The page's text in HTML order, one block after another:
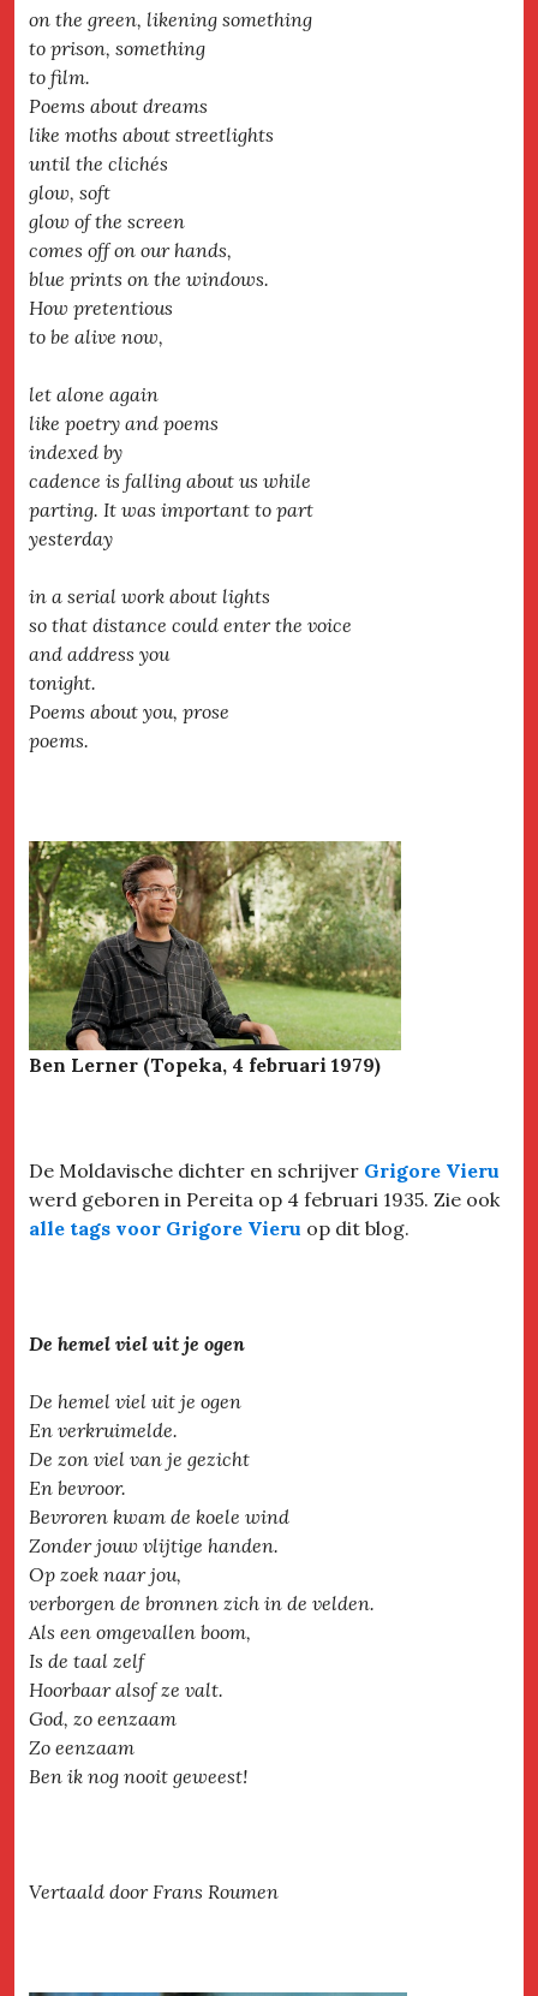
on the green, likening something
to prison, something
to film.
Poems about dreams
like moths about streetlights
until the clichés
glow, soft
glow of the screen
comes off on our hands,
blue prints on the windows.
How pretentious
to be alive now,
let alone again
like poetry and poems
indexed by
cadence is falling about us while
parting. It was important to part
yesterday
in a serial work about lights
so that distance could enter the voice
and address you
tonight.
Poems about you, prose
poems.
Ben Lerner (Topeka, 4 februari 1979)
De Moldavische dichter en schrijver Grigore Vieru
werd geboren in Pereita op 4 februari 1935. Zie ook
alle tags voor Grigore Vieru op dit blog.
De hemel viel uit je ogen
De hemel viel uit je ogen
En verkruimelde.
De zon viel van je gezicht
En bevroor.
Bevroren kwam de koele wind
Zonder jouw vlijtige handen.
Op zoek naar jou,
verborgen de bronnen zich in de velden.
Als een omgevallen boom,
Is de taal zelf
Hoorbaar alsof ze valt.
God, zo eenzaam
Zo eenzaam
Ben ik nog nooit geweest!
Vertaald door Frans Roumen